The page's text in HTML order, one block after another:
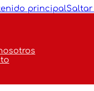
principal